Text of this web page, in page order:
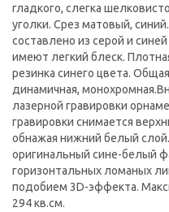
гладкого, слегка
уголки. Срез матовый,
составлено из серой и
имеют легкий блеск.
резинка синего цвета.
динамичная,
лазерной гравировки
гравировки снимается
обнажая нижний белый
оригинальный сине-белый
горизонтальных ломаных
подобием 3D-эффекта.
294 кв.см.